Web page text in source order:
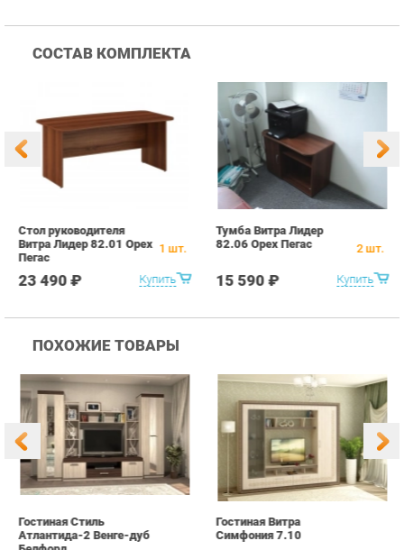
Купить
Стол руководителя
Витра Лидер 82.01 Орех
Пегас
Купить
Тумба Витра Лидер
82.06 Орех Пегас
15 590 ₽
ПОХОЖИЕ ТОВАРЫ
Купить
Гостиная Стиль
Атлантида-2 Венге-дуб
Белфорд
25 190 ₽ Купить
Гостиная Витра
Симфония 7.10
info@office-ekb.ru +7 (343) 383-35-98
КАТАЛОГ ИНФОРМАЦИЯ